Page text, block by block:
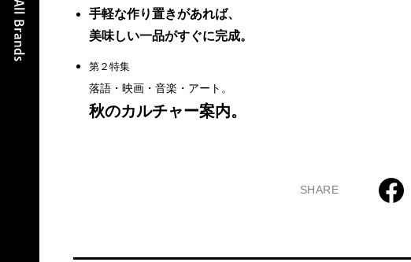
手軽な作り置きがあれば、
美味しい一品がすぐに完成。
第２特集
落語・映画・音楽・アート。
秋のカルチャー案内。
SHARE